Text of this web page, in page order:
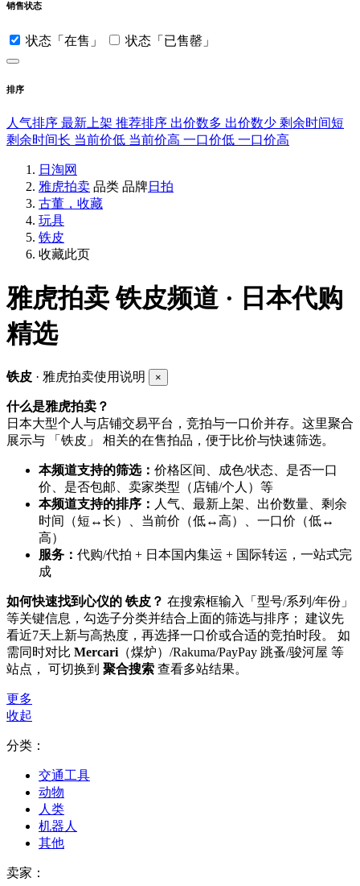
销售状态
状态「在售」 状态「已售罄」
排序
人气排序 最新上架 推荐排序 出价数多 出价数少 剩余时间短
剩余时间长 当前价低 当前价高 一口价低 一口价高
日淘网
雅虎拍卖 品类 品牌日拍
古董，收藏
玩具
铁皮
收藏此页
雅虎拍卖铁皮频道 · 日本代购
精选
铁皮 · 雅虎拍卖使用说明 ×
什么是雅虎拍卖？
日本大型个人与店铺交易平台，竞拍与一口价并存。这里聚合
展示与 「铁皮」 相关的在售拍品，便于比价与快速筛选。
本频道支持的筛选： 价格区间、成色/状态、是否一口
价、是否包邮、卖家类型（店铺/个人）等
本频道支持的排序： 人气、最新上架、出价数量、剩余
时间（短↔长）、当前价（低↔高）、一口价（低↔
高）
服务： 代购/代拍 + 日本国内集运 + 国际转运，一站式完
成
如何快速找到心仪的 铁皮？ 在搜索框输入「型号/系列/年份」
等关键信息，勾选子分类并结合上面的筛选与排序； 建议先
看近7天上新与高热度，再选择一口价或合适的竞拍时段。 如
需同时对比 Mercari （煤炉）/Rakuma/PayPay 跳蚤/骏河屋 等
站点， 可切换到 聚合搜索 查看多站结果。
更多
收起
分类：
交通工具
动物
人类
机器人
其他
卖家：